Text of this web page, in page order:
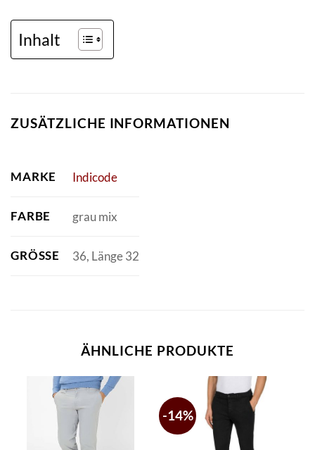
Inhalt
ZUSÄTZLICHE INFORMATIONEN
MARKE Indicode
FARBE grau mix
GRÖSSE 36, Länge 32
ÄHNLICHE PRODUKTE
-14%